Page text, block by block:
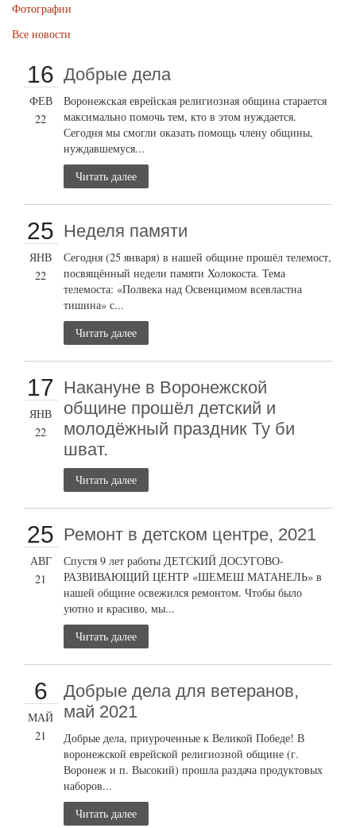
Фотографии
Все новости
16
ФЕВ
22
Добрые дела
Воронежская еврейская религиозная община старается
максимально помочь тем, кто в этом нуждается.
Сегодня мы смогли оказать помощь члену общины,
нуждавшемуся...
Читать далее
25
ЯНВ
22
Неделя памяти
Сегодня (25 января) в нашей общине прошёл телемост,
посвящённый недели памяти Холокоста. Тема
телемоста: «Полвека над Освенцимом всевластна
тишина» с...
Читать далее
17
ЯНВ
22
Накануне в Воронежской
общине прошёл детский и
молодёжный праздник Ту би
шват.
Читать далее
25
АВГ
21
Ремонт в детском центре, 2021
Спустя 9 лет работы ДЕТСКИЙ ДОСУГОВО-
РАЗВИВАЮЩИЙ ЦЕНТР «ШЕМЕШ МАТАНЕЛЬ» в
нашей общине освежился ремонтом. Чтобы было
уютно и красиво, мы...
Читать далее
6
МАЙ
21
Добрые дела для ветеранов,
май 2021
Добрые дела, приуроченные к Великой Победе! В
воронежской еврейской религиозной общине (г.
Воронеж и п. Высокий) прошла раздача продуктовых
наборов...
Читать далее